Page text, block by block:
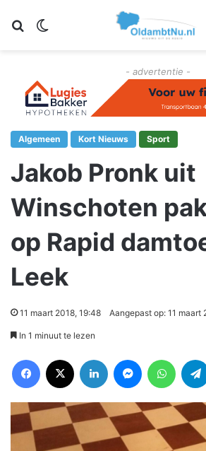
Zoeken
- advertentie -
Algemeen Kort Nieuws Sport
Jakob Pronk uit
Winschoten
op Rapid
Leek
11 maart 2018, 19:48 Aangepast op: 11 maart
In 1 minuut te lezen